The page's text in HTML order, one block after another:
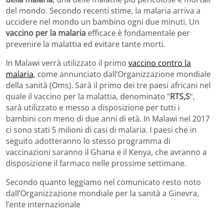
del mondo. Secondo recenti stime, la malaria arriva a
uccidere nel mondo un bambino ogni due minuti. Un
vaccino per la malaria efficace è fondamentale per
prevenire la malattia ed evitare tante morti.
In Malawi verrà utilizzato il primo vaccino contro la
malaria, come annunciato dall’Organizzazione mondiale
della sanità (Oms). Sarà il primo dei tre paesi africani nel
quale il vaccino per la malattia, denominato “RTS,S“,
sarà utilizzato e messo a disposizione per tutti i
bambini con meno di due anni di età. In Malawi nel 2017
ci sono stati 5 milioni di casi di malaria. I paesi che in
seguito adotteranno lo stesso programma di
vaccinazioni saranno il Ghana e il Kenya, che avranno a
disposizione il farmaco nelle prossime settimane.
Secondo quanto leggiamo nel comunicato resto noto
dall’Organizzazione mondiale per la sanità a Ginevra,
l’ente internazionale